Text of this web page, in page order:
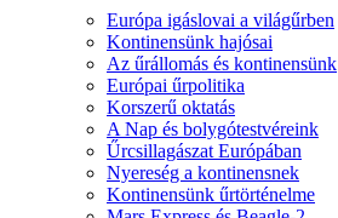
Európa igáslovai a világűrben
Kontinensünk hajósai
Az űrállomás és kontinensünk
Európai űrpolitika
Korszerű oktatás
A Nap és bolygótestvéreink
Űrcsillagászat Európában
Nyereség a kontinensnek
Kontinensünk űrtörténelme